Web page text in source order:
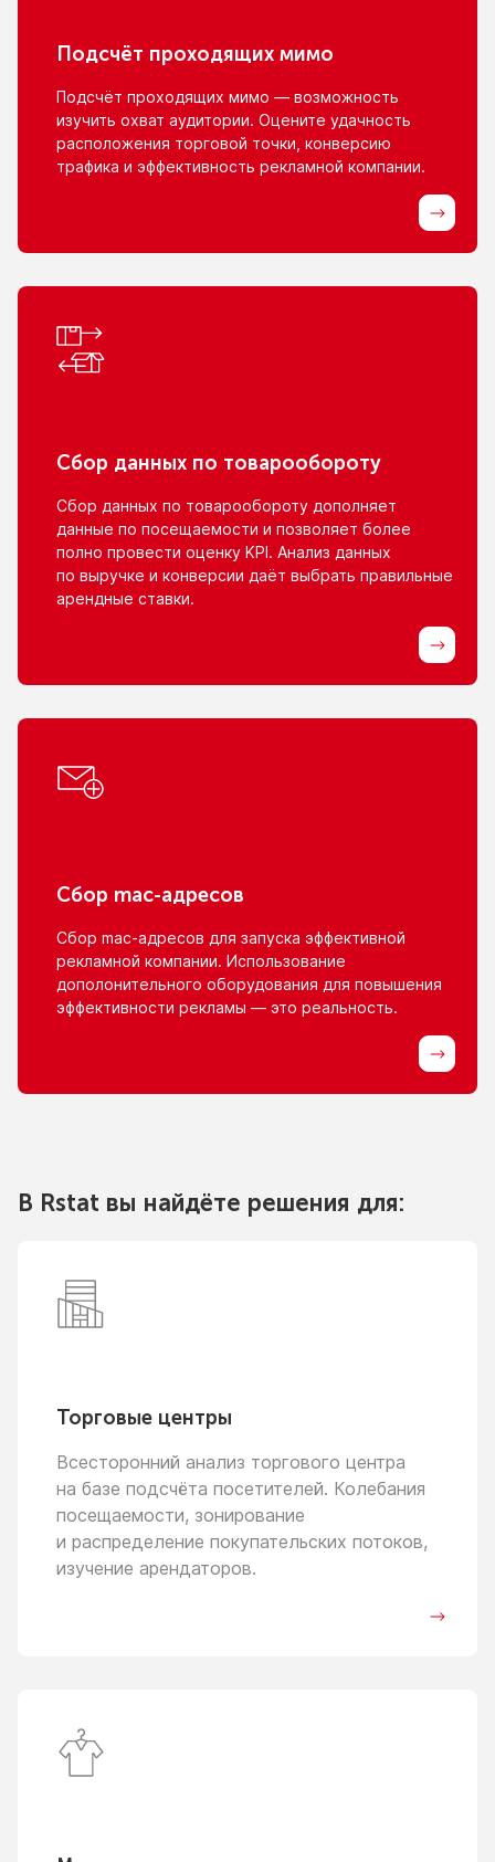
Подсчёт проходящих мимо
Подсчёт проходящих мимо — возможность
изучить охват аудитории. Оцените удачность
расположения торговой точки, конверсию
трафика и эффективность рекламной компании.
Сбор данных по товарообороту
Сбор данных по товарообороту дополняет
данные по посещаемости и позволяет более
полно провести оценку KPI. Анализ данных
по выручке и конверсии даёт выбрать правильные
арендные ставки.
Сбор mac-адресов
Сбор mac-адресов для запуска эффективной
рекламной компании. Использование
дополонительного оборудования для повышения
эффективности рекламы — это реальность.
В Rstat вы найдёте решения для:
Торговые центры
Всесторонний анализ торгового центра
на базе подсчёта посетителей. Колебания
посещаемости, зонирование
и распределение покупательских потоков,
изучение арендаторов.